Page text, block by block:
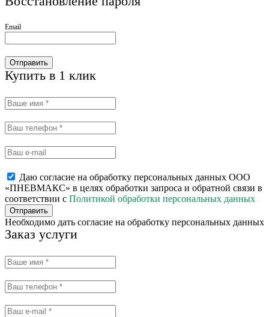
Email
Отправить
Купить в 1 клик
Даю согласие на обработку персональных данных ООО
«ПНЕВМАКС» в целях обработки запроса и обратной связи в
соответствии с Политикой обработки персональных данных
Отправить
Необходимо дать согласие на обработку персональных данных
Заказ услуги